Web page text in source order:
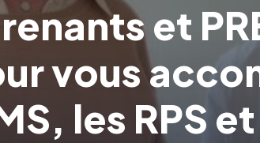
et
vous
les RPS